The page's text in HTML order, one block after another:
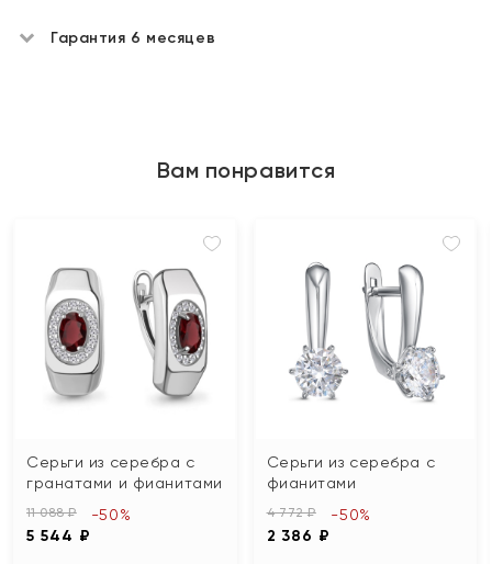
Гарантия 6 месяцев
Вам понравится
Серьги из серебра с
гранатами и фианитами
11 088 ₽
5 544 ₽
-50%
Серьги из серебра с
фианитами
4 772 ₽
2 386 ₽
-50%